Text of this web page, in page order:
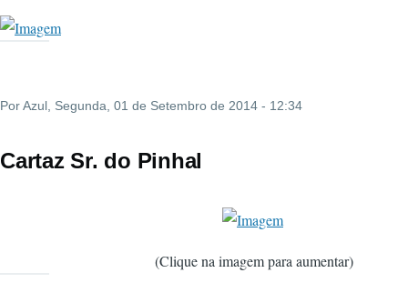
PorAzul , Segunda, 01 de Setembro de 2014 - 12:34
Cartaz Sr. do Pinhal
(Clique na imagem para aumentar)